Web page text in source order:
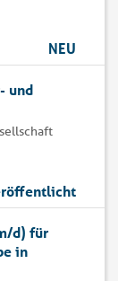
NEU
und
d) für
in